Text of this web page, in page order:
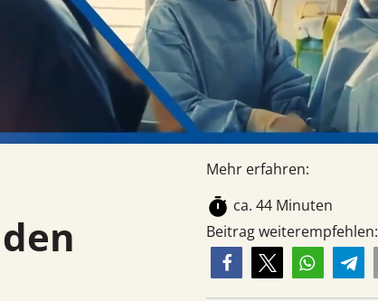
Mehr erfahren:
timer ca. 44 Minuten
Beitrag weiterempfehlen: